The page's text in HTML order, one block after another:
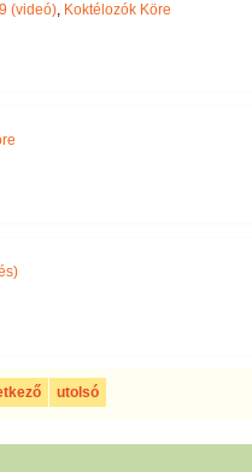
(videó), Koktélozók Köre
utolsó